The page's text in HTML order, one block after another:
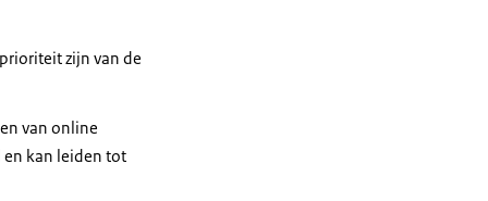
zijn van de
van online
kan leiden tot